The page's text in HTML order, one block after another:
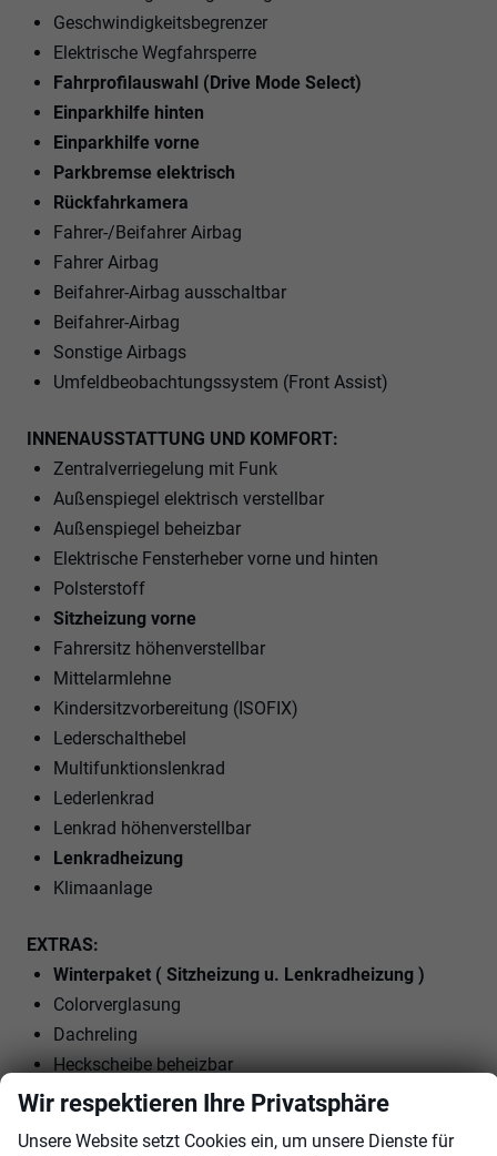
Geschwindigkeitsbegrenzer
Elektrische Wegfahrsperre
Fahrprofilauswahl (Drive Mode Select)
Einparkhilfe hinten
Einparkhilfe vorne
Parkbremse elektrisch
Rückfahrkamera
Fahrer-/Beifahrer Airbag
Fahrer Airbag
Beifahrer-Airbag ausschaltbar
Beifahrer-Airbag
Sonstige Airbags
Umfeldbeobachtungssystem (Front Assist)
INNENAUSSTATTUNG UND KOMFORT:
Zentralverriegelung mit Funk
Außenspiegel elektrisch verstellbar
Außenspiegel beheizbar
Elektrische Fensterheber vorne und hinten
Polsterstoff
Sitzheizung vorne
Fahrersitz höhenverstellbar
Mittelarmlehne
Kindersitzvorbereitung (ISOFIX)
Lederschalthebel
Multifunktionslenkrad
Lederlenkrad
Lenkrad höhenverstellbar
Lenkradheizung
Klimaanlage
EXTRAS:
Winterpaket ( Sitzheizung u. Lenkradheizung )
Colorverglasung
Dachreling
Heckscheibe beheizbar
16 Zoll LM-Felgen
Wir respektieren Ihre Privatsphäre
Unsere Website setzt Cookies ein, um unsere Dienste für